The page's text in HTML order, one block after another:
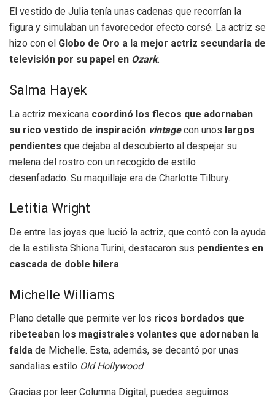
El vestido de Julia tenía unas cadenas que recorrían la
figura y simulaban un favorecedor efecto corsé. La actriz se
hizo con el Globo de Oro a la mejor actriz secundaria de
televisión por su papel en Ozark.
Salma Hayek
La actriz mexicana coordinó los flecos que adornaban
su rico vestido de inspiración vintagecon unos largos
pendientes que dejaba al descubierto al despejar su
melena del rostro con un recogido de estilo
desenfadado. Su maquillaje era de Charlotte Tilbury.
Letitia Wright
De entre las joyas que lució la actriz, que contó con la ayuda
de la estilista Shiona Turini, destacaron sus pendientes en
cascada de doble hilera.
Michelle Williams
Plano detalle que permite ver los ricos bordados que
ribeteaban los magistrales volantes que adornaban la
falda de Michelle. Esta, además, se decantó por unas
sandalias estilo Old Hollywood.
Gracias por leer Columna Digital, puedes seguirnos